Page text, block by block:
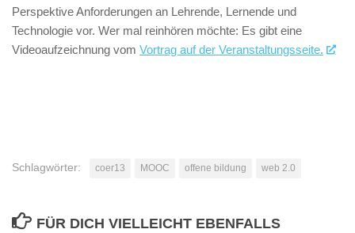
Perspektive Anforderungen an Lehrende, Lernende und
Technologie vor. Wer mal reinhören möchte: Es gibt eine
Videoaufzeichnung vom Vortrag auf der Veranstaltungsseite.
Schlagwörter: coer13 MOOC offene bildung web 2.0
FÜR DICH VIELLEICHT EBENFALLS